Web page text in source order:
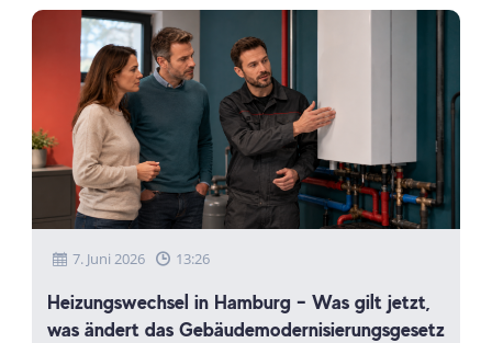
7. Juni 2026 13:26
Heizungswechsel in Hamburg – Was gilt jetzt,
was ändert das Gebäudemodernisierungsgesetz